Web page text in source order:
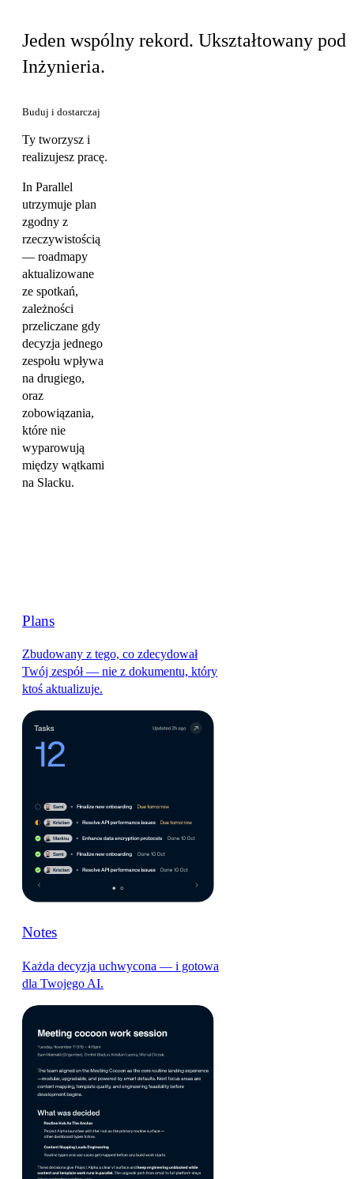
Jeden wspólny rekord. Ukształtowany pod
Inżynieria.
Buduj i dostarczaj
Ty tworzysz i
realizujesz pracę.
In Parallel
utrzymuje plan
zgodny z
rzeczywistością
— roadmapy
aktualizowane
ze spotkań,
zależności
przeliczane gdy
decyzja jednego
zespołu wpływa
na drugiego,
oraz
zobowiązania,
które nie
wyparowują
między wątkami
na Slacku.
Plans
Zbudowany z tego, co zdecydował
Twój zespół — nie z dokumentu, który
ktoś aktualizuje.
Notes
Każda decyzja uchwycona — i gotowa
dla Twojego AI.